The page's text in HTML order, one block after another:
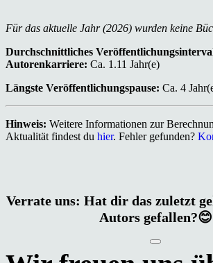
Für das aktuelle Jahr (2026) wurden keine
Durchschnittliches
Autorenkarriere: Ca. 1.11 Jahr(e)
Längste Veröffentlichungspause: Ca. 4
Hinweis: Weitere Informationen zur
Aktualität findest du hier. Fehler gefunden?
Verrate uns: Hat dir das zuletzt
Autors gefallen?😊